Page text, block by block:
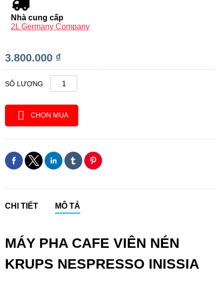
Nhà cung cấp
2L Germany Company
3.800.000 ₫
SỐ LƯỢNG
CHỌN MUA
CHI TIẾT MÔ TẢ
MÁY PHA CAFE VIÊN NÉN
KRUPS NESPRESSO INISSIA